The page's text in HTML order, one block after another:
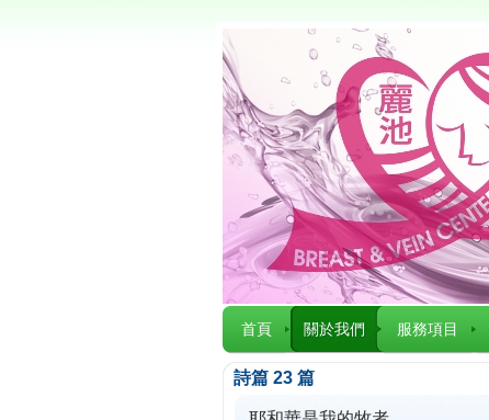
首頁 關於我們 服務項目
詩篇 23 篇